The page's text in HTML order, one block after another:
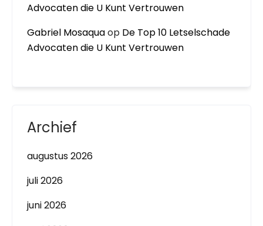
Advocaten die U Kunt Vertrouwen
Gabriel Mosaquaop De Top 10 Letselschade
Advocaten die U Kunt Vertrouwen
Archief
augustus 2026
juli 2026
juni 2026